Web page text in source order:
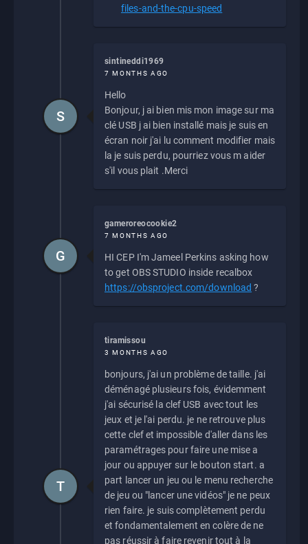
files-and-the-cpu-speed
sintineddi1969
7 MONTHS AGO
Hello
Bonjour, j ai bien mis mon image sur ma
clé USB j ai bien installé mais je suis en
écran noir j'ai lu comment modifier mais
la je suis perdu, pourriez vous m aider
s'il vous plait .Merci
S
gameroreocookie2
7 MONTHS AGO
HI CEP I'm Jameel Perkins asking how
to get OBS STUDIO inside recalbox
https://obsproject.com/download ?
G
tiramissou
3 MONTHS AGO
bonjours, j'ai un problème de taille. j'ai
déménagé plusieurs fois, évidemment
j'ai sécurisé la clef USB avec tout les
jeux et je l'ai perdu. je ne retrouve plus
cette clef et impossible d'aller dans les
paramétrages pour faire une mise a
jour ou appuyer sur le bouton start. a
part lancer un jeu ou le menu recherche
de jeu ou "lancer une vidéos" je ne peux
rien faire. je suis complètement perdu
et fondamentalement en colère de ne
pas réussir à faire revenir tout à la
T